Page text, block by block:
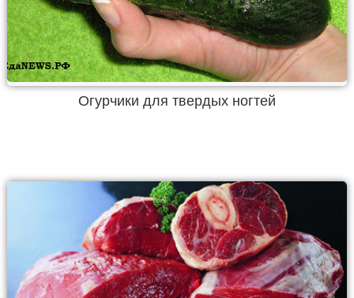
Огурчики для твердых ногтей